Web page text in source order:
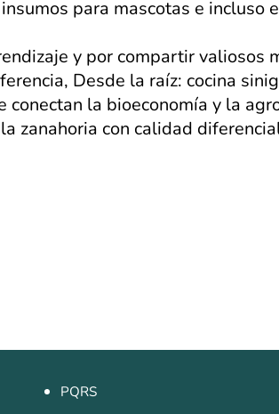
para mascotas e incluso
y por compartir valiosos
Desde la raíz: cocina
conectan la bioeconomía y la
zanahoria con calidad
PQRS